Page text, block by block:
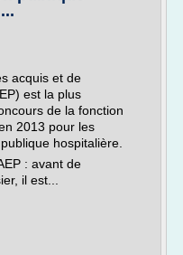
acquis et de
est la plus
de la fonction
2013 pour les
hospitalière.
: avant de
il est...